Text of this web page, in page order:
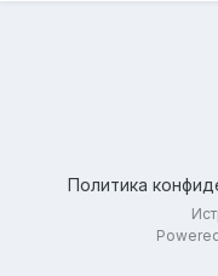
Политика